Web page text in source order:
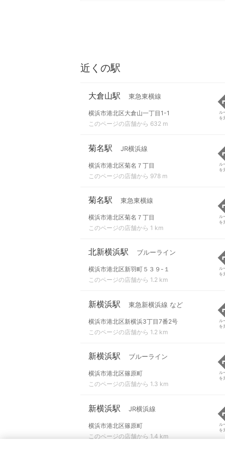
近くの駅
大倉山駅 東急東横線
横浜市港北区大倉山一丁目1-1
このページの店舗から 632 m
ル
を
菊名駅 JR横浜線
横浜市港北区菊名７丁目
このページの店舗から 978 m
ル
を
菊名駅 東急東横線
横浜市港北区菊名７丁目
このページの店舗から 1 km
ル
を
北新横浜駅 ブルーライン
横浜市港北区新羽町５３９-１
このページの店舗から 1.2 km
ル
を
新横浜駅 東急新横浜線 など
横浜市港北区新横浜3丁目7番2号
このページの店舗から 1.2 km
ル
を
新横浜駅 ブルーライン
横浜市港北区篠原町
このページの店舗から 1.3 km
ル
を
新横浜駅 JR横浜線
横浜市港北区篠原町
このページの店舗から 1.4 km
ル
を